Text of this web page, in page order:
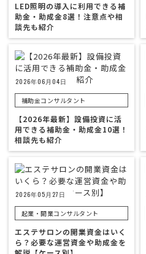
LED照明の導入に利用できる補
助金・助成金8選！注意点や相
談先も紹介
2026年06月04日
補助金コンサルタント
【2026年最新】設備投資に活
用できる補助金・助成金10選！
相談先も紹介
2026年05月27日
起業・開業コンサルタント
エステサロンの開業資金はいく
ら？必要な運営資金や助成金を